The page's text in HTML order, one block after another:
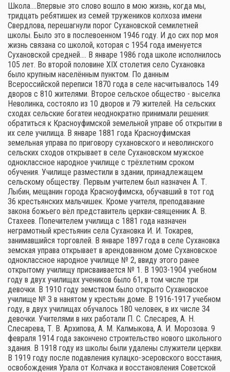
Школа.…Впервые это слово вошло в мою жизнь, когда мы,
тридцать ребятишек из семей тружеников колхоза имени
Свердлова, перешагнули порог Сухановской семилетней
школы. Было это в послевоенном 1946 году. И до сих пор моя
жизнь связана со школой, которая с 1954 года именуется
Сухановской средней.… В январе 1986 года школе исполнилось
105 лет. Во второй половине XIX столетия село Сухановка
было крупным населённым пунктом. По данным
Всероссийской переписи 1870 года в селе насчитывалось 149
дворов с 810 жителями. Второе сельское общество - выселка
Неволинка, состояло из 10 дворов и 79 жителей. На сельских
сходах сельские богатеи неоднократно принимали решения:
обратиться к Красноуфимской земельной управе об открытии в
их селе училища. В январе 1881 года Красноуфимская
земельная управа по приговору сухановского и неволинского
сельских сходов открывает в селе Сухановском мужское
одноклассное народное училище с трёхлетним сроком
обучения. Училище разместили в здании, принадлежащем
сельскому обществу. Первым учителем был назначен А. Т.
Лыбин, мещанин города Красноуфимска, обучавший в тот год
36 крестьянских мальчишек. Кроме учителя, преподавание
закона божьего вёл представитель церкви-священник А. В.
Стахеев. Попечителем училища с 1881 года назначен
неграмотный крестьянин села Сухановка И. И. Токарев,
занимавшийся торговлей. В январе 1897 года в селе Сухановка
земская управа открывает в арендованном доме Сухановское
одноклассное народное училище № 2, ввиду этого ранее
открытому училищу присваивается № 1. В 1903-1904 учебном
году в двух училищах учеников было 61, в том числе три
девочки. В 1910 году земством было открыто Сухановское
училище № 3 в нанятом у крестьян доме. В 1916-1917 учебном
году, в двух училищах обучалось 180 человек, в их числе 34
девочки. Учителями в них работали П. С. Слесарев, А. Н.
Слесарева, Т. В. Архипова, А. М. Калмыкова, А. И. Морозова. 9
февраля 1914 года закончено строительство нового школьного
здания. В 1918 году из школы были удалены служители церкви.
В 1919 году после подавления кулацко-эсеровского восстания,
освобождения Урала от Колчака и восстановления Советской